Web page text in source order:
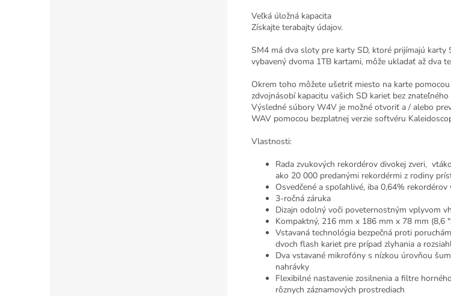
Veľká úložná kapacita
Získajte terabajty údajov.
SM4 má dva sloty pre karty SD, ktoré prijímajú karty
vybavený dvoma 1TB kartami, môže ukladať až dva
Okrem toho môžete ušetriť miesto na karte
zdvojnásobí kapacitu vašich SD kariet bez
Výsledné súbory W4V je možné otvoriť a / alebo
WAV pomocou bezplatnej verzie softvéru
Vlastnosti:
Rada zvukových rekordérov divokej zveri,
ako 20 000 predanými rekordérmi z rodiny
Osvedčené a spoľahlivé, iba 0,64% rekordérov
3-ročná záruka
Dizajn odolný voči poveternostným vplyvom
Kompaktný, 216 mm x 186 mm x 78 mm (8,6
Vstavaná technológia bezpečná proti
dvoch flash kariet pre prípad zlyhania a
Dva vstavané mikrofóny s nízkou úrovňou
nahrávky
Flexibilné nastavenie zosilnenia a filtre
rôznych záznamových prostrediach